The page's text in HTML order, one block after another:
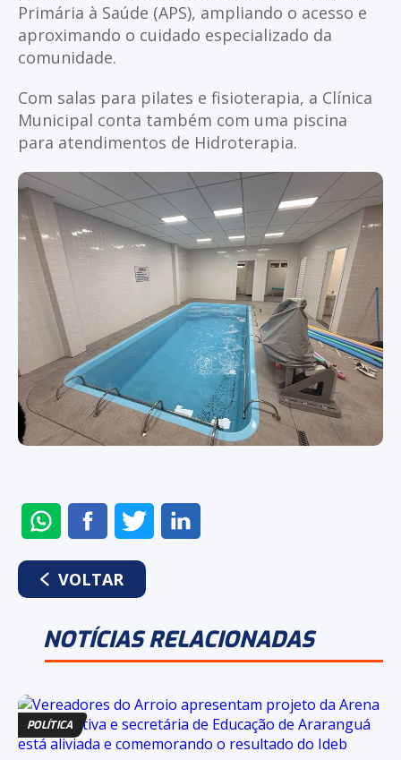
Primária à Saúde (APS), ampliando o acesso e
aproximando o cuidado especializado da
comunidade.
Com salas para pilates e fisioterapia, a Clínica
Municipal conta também com uma piscina
para atendimentos de Hidroterapia.
ENVIAR
NO
WHATSAPP
COMPARTILHAR
NO
FACEBOOK
COMPARTILHAR
NO
VOLTAR
NOTÍCIAS RELACIONADAS
POLÍTICA